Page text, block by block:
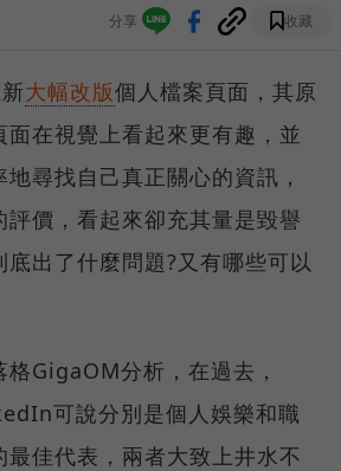
分享 收藏
大幅改版個人檔案頁面，其原
在視覺上看起來更有趣，並
尋找自己真正關心的資訊，
價，看起來卻充其量是毀譽
出了什麼問題?又有哪些可以
GigaOM分析，在過去，
可說分別是個人娛樂和職
佳代表，兩者大致上井水不